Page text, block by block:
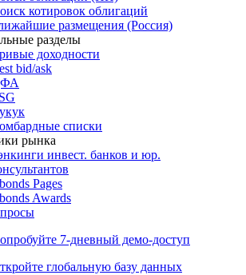
облигаций & Карты рынка
облигаций (ИИ)
котировок облигаций
размещения (Россия)
разделы
доходности
bid/ask
списки
рынка
инвест. банков и юр.
Pages